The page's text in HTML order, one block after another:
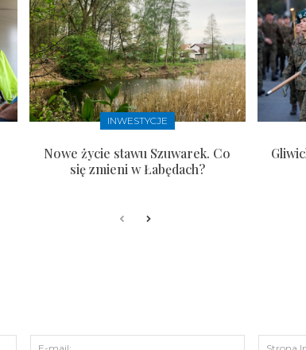
INWESTYCJE
Nowe życie stawu Szuwarek. Co
się zmieni w Łabędach?
Podpis: